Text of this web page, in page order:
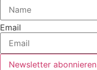
Email
Newsletter abonnieren